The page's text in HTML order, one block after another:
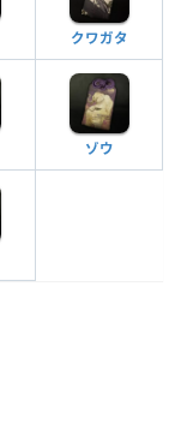
クワガタ
ゾウ